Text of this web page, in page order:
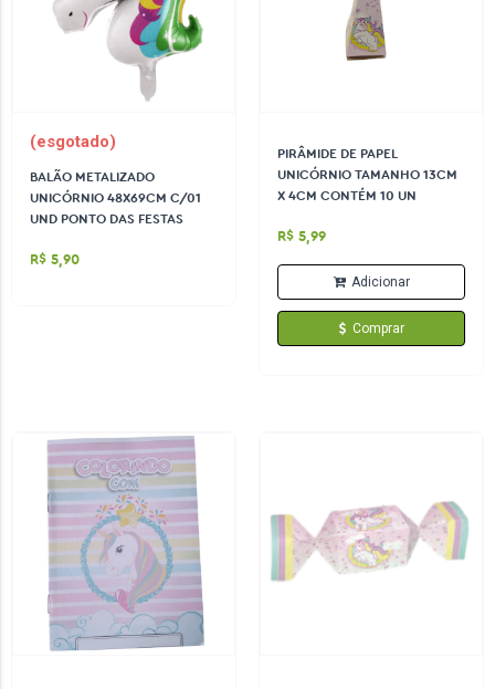
(esgotado)
BALÃO METALIZADO
UNICÓRNIO 48X69CM C/01
UND PONTO DAS FESTAS
R$ 5,90
PIRÂMIDE DE PAPEL
UNICÓRNIO TAMANHO 13CM
X 4CM CONTÉM 10 UN
R$ 5,99
Adicionar
Comprar